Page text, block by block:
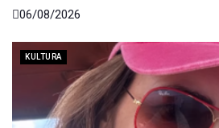
06/08/2026
KULTURA